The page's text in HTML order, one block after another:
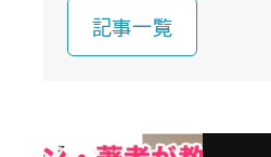
記事一覧